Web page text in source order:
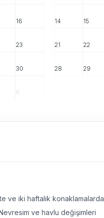
16
23
30
6
14 15
21 22
28 29
ve iki haftalık konaklamalarda
ve havlu değişimleri